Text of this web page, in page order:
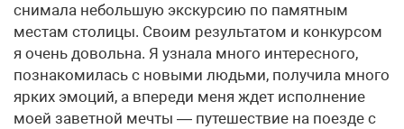
снимала небольшую экскурсию по памятным
местам столицы. Своим результатом и конкурсом
я очень довольна. Я узнала много интересного,
познакомилась с новыми людьми, получила много
ярких эмоций, а впереди меня ждет исполнение
моей заветной мечты — путешествие на поезде с